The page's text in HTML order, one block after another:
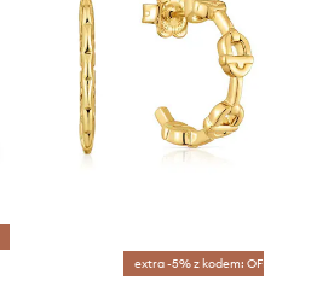
extra -5% z kodem: OFF*